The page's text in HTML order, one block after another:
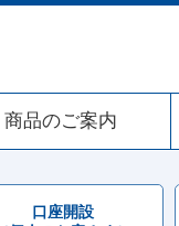
商品のご案内
口座開設